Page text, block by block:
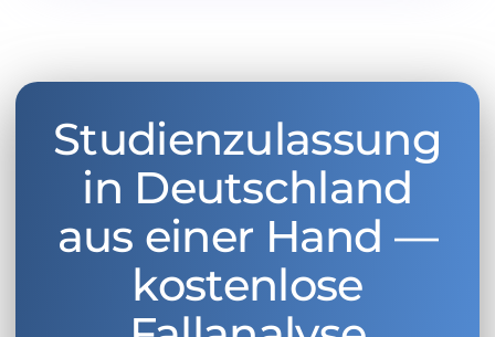
Studienzulassung
in Deutschland
aus einer Hand —
kostenlose